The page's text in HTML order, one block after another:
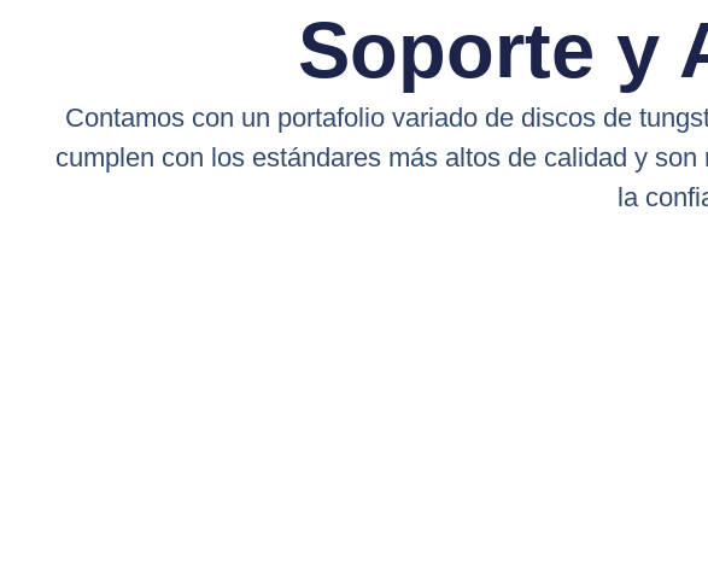
Soporte y
Contamos con un portafolio variado de discos de
cumplen con los estándares más altos de calidad y
la